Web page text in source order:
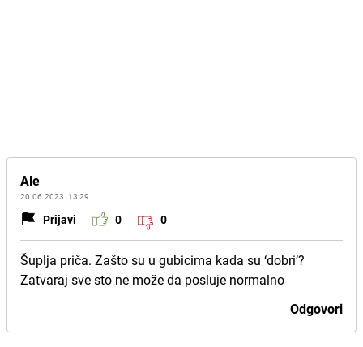
Ale
20.06.2023. 13:29
Prijavi 0 0
Šuplja priča. Zašto su u gubicima kada su ‘dobri’?
Zatvaraj sve sto ne može da posluje normalno
Odgovori